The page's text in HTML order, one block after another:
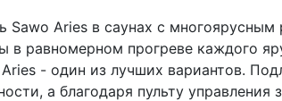
Sawo Aries в саунах с
равномерном прогреве каждого
- один из лучших вариантов.
а благодаря пульту управления